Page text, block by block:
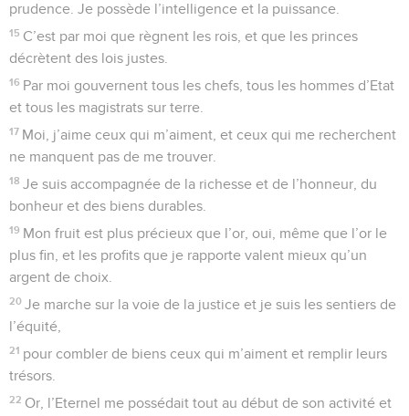
prudence. Je possède l’intelligence et la puissance.
15 C’est par moi que règnent les rois, et que les princes
décrètent des lois justes.
16 Par moi gouvernent tous les chefs, tous les hommes d’Etat
et tous les magistrats sur terre.
17 Moi, j’aime ceux qui m’aiment, et ceux qui me recherchent
ne manquent pas de me trouver.
18 Je suis accompagnée de la richesse et de l’honneur, du
bonheur et des biens durables.
19 Mon fruit est plus précieux que l’or, oui, même que l’or le
plus fin, et les profits que je rapporte valent mieux qu’un
argent de choix.
20 Je marche sur la voie de la justice et je suis les sentiers de
l’équité,
21 pour combler de biens ceux qui m’aiment et remplir leurs
trésors.
22 Or, l’Eternel me possédait tout au début de son activité et